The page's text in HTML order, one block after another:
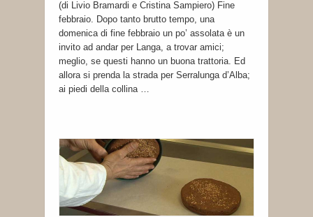
(di Livio Bramardi e Cristina Sampiero) Fine
febbraio. Dopo tanto brutto tempo, una
domenica di fine febbraio un po’ assolata è un
invito ad andar per Langa, a trovar amici;
meglio, se questi hanno un buona trattoria. Ed
allora si prenda la strada per Serralunga d’Alba;
ai piedi della collina …